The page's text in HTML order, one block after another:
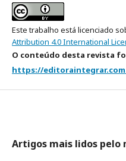
Este trabalho está licenciado
Attribution 4.0 International
O conteúdo desta revista
https://
Artigos mais lidos pelo